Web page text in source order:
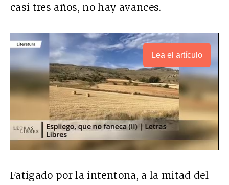
casi tres años, no hay avances.
Lea el artículo
Fatigado por la intentona, a la mitad del